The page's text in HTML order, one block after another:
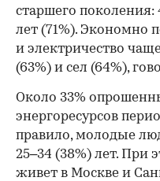
старшего поколения:
лет (71%). Экономно
и электричество
(63%) и сел (64%),
Около 33%
энергоресурсов
правило, молодые
25–34 (38%) лет. При
живет в Москве и